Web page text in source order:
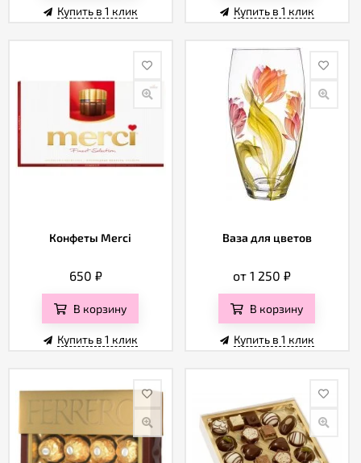
Купить в 1 клик Купить в 1 клик
Конфеты Merci
650 ₽
В корзину
Купить в 1 клик
Ваза для цветов
от 1 250₽
В корзину
Купить в 1 клик